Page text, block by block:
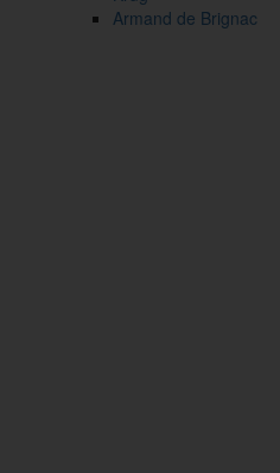
Armand de Brignac